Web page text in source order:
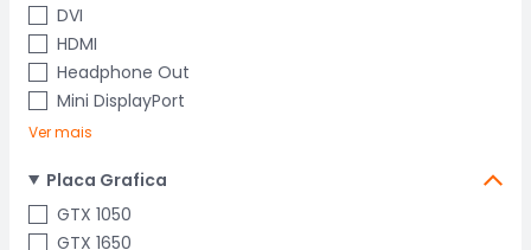
DVI
HDMI
Headphone Out
Mini DisplayPort
Ver mais
Placa Grafica
GTX 1050
GTX 1650